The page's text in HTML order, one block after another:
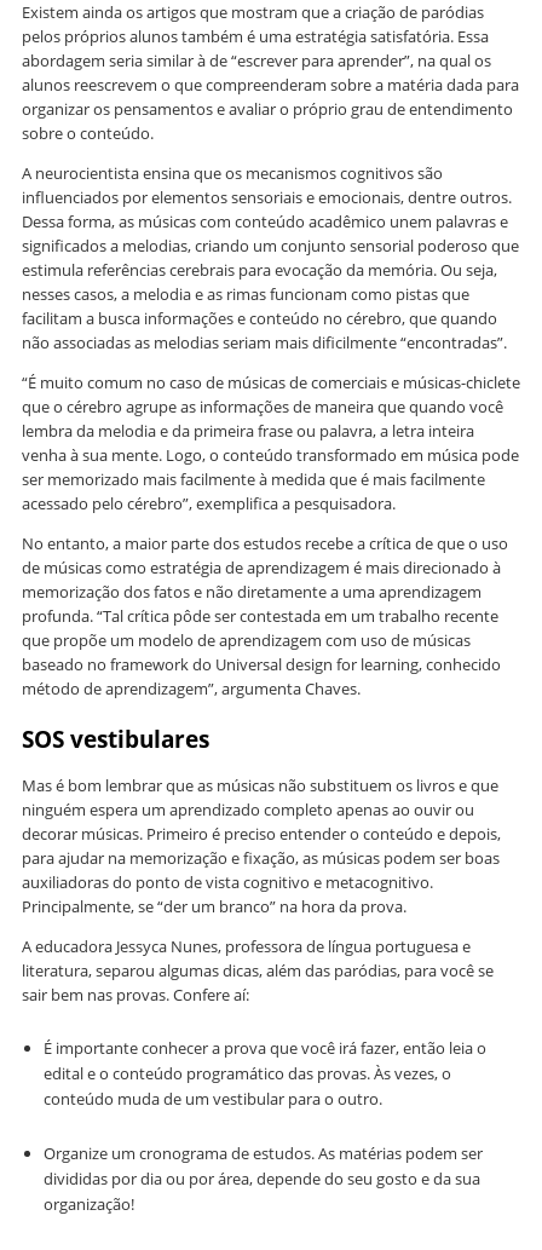
Existem ainda os artigos que mostram que a criação de paródias
pelos próprios alunos também é uma estratégia satisfatória. Essa
abordagem seria similar à de “escrever para aprender”, na qual os
alunos reescrevem o que compreenderam sobre a matéria dada para
organizar os pensamentos e avaliar o próprio grau de entendimento
sobre o conteúdo.
A neurocientista ensina que os mecanismos cognitivos são
influenciados por elementos sensoriais e emocionais, dentre outros.
Dessa forma, as músicas com conteúdo acadêmico unem palavras e
significados a melodias, criando um conjunto sensorial poderoso que
estimula referências cerebrais para evocação da memória. Ou seja,
nesses casos, a melodia e as rimas funcionam como pistas que
facilitam a busca informações e conteúdo no cérebro, que quando
não associadas as melodias seriam mais dificilmente “encontradas”.
“É muito comum no caso de músicas de comerciais e músicas-chiclete
que o cérebro agrupe as informações de maneira que quando você
lembra da melodia e da primeira frase ou palavra, a letra inteira
venha à sua mente. Logo, o conteúdo transformado em música pode
ser memorizado mais facilmente à medida que é mais facilmente
acessado pelo cérebro”, exemplifica a pesquisadora.
No entanto, a maior parte dos estudos recebe a crítica de que o uso
de músicas como estratégia de aprendizagem é mais direcionado à
memorização dos fatos e não diretamente a uma aprendizagem
profunda. “Tal crítica pôde ser contestada em um trabalho recente
que propõe um modelo de aprendizagem com uso de músicas
baseado no framework do Universal design for learning, conhecido
método de aprendizagem”, argumenta Chaves.
SOS vestibulares
Mas é bom lembrar que as músicas não substituem os livros e que
ninguém espera um aprendizado completo apenas ao ouvir ou
decorar músicas. Primeiro é preciso entender o conteúdo e depois,
para ajudar na memorização e fixação, as músicas podem ser boas
auxiliadoras do ponto de vista cognitivo e metacognitivo.
Principalmente, se “der um branco” na hora da prova.
A educadora Jessyca Nunes, professora de língua portuguesa e
literatura, separou algumas dicas, além das paródias, para você se
sair bem nas provas. Confere aí:
É importante conhecer a prova que você irá fazer, então leia o
edital e o conteúdo programático das provas. Às vezes, o
conteúdo muda de um vestibular para o outro.
Organize um cronograma de estudos. As matérias podem ser
divididas por dia ou por área, depende do seu gosto e da sua
organização!